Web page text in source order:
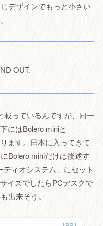
デザインでもっと小さい
OUT.
載っているんですが、同一
にはBolero miniと
ます。日本に入ってきて
Bolero miniだけは後述す
ディオシステム」にセット
イズでしたらPCデスクで
出来そう。